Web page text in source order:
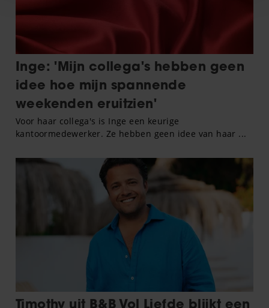
en om ons websiteverkeer te analyseren. Ook delen we
informatie over uw gebruik van onze site met onze
partners voor social media, adverteren en analyse. Deze
informatie die u aan ze heeft verstrekt of die ze hebben
verzameld op basis van uw gebruik van hun services. U
gaat akkoord met onze cookies als u onze website blijft
gebruiken.